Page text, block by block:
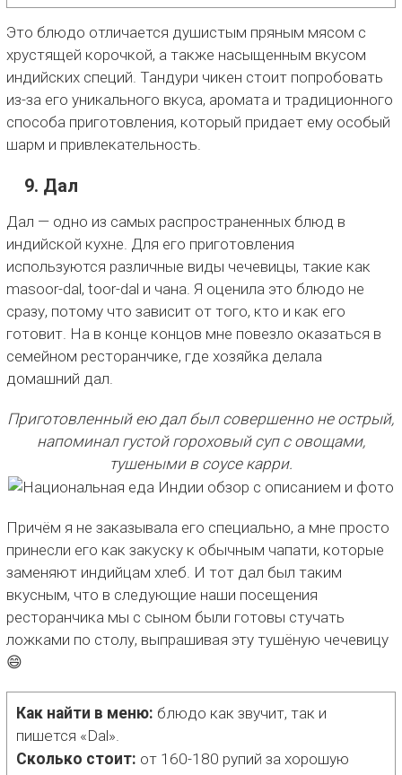
Это блюдо отличается душистым пряным мясом с
хрустящей корочкой, а также насыщенным вкусом
индийских специй. Тандури чикен стоит попробовать
из-за его уникального вкуса, аромата и традиционного
способа приготовления, который придает ему особый
шарм и привлекательность.
9. Дал
Дал — одно из самых распространенных блюд в
индийской кухне. Для его приготовления
используются различные виды чечевицы, такие как
masoor-dal, toor-dal и чана. Я оценила это блюдо не
сразу, потому что зависит от того, кто и как его
готовит. На в конце концов мне повезло оказаться в
семейном ресторанчике, где хозяйка делала
домашний дал.
Приготовленный ею дал был совершенно не острый,
напоминал густой гороховый суп с овощами,
тушеными в соусе карри.
Причём я не заказывала его специально, а мне просто
принесли его как закуску к обычным чапати, которые
заменяют индийцам хлеб. И тот дал был таким
вкусным, что в следующие наши посещения
ресторанчика мы с сыном были готовы стучать
ложками по столу, выпрашивая эту тушёную чечевицу
😄
Как найти в меню: блюдо как звучит, так и
пишется «Dal».
Сколько стоит: от 160-180 рупий за хорошую